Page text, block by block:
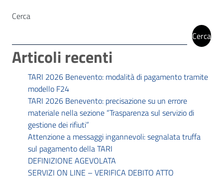
Cerca
Cerca
Articoli recenti
TARI 2026 Benevento: modalità di pagamento tramite
modello F24
TARI 2026 Benevento: precisazione su un errore
materiale nella sezione “Trasparenza sul servizio di
gestione dei rifiuti”
Attenzione a messaggi ingannevoli: segnalata truffa
sul pagamento della TARI
DEFINIZIONE AGEVOLATA
SERVIZI ON LINE – VERIFICA DEBITO ATTO